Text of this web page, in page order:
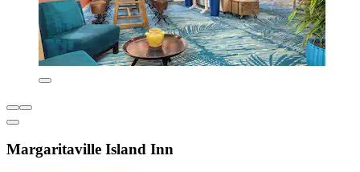
Margaritaville Island Inn